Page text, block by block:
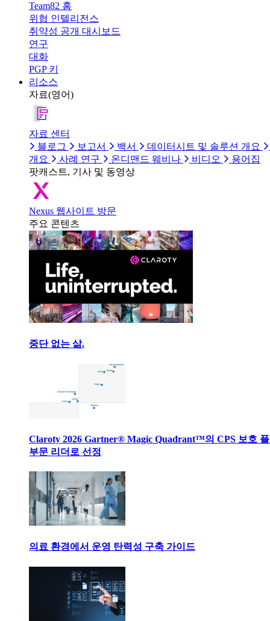
Team82 홈
위협 인텔리전스
취약성 공개 대시보드
연구
대화
PGP 키
리소스
자료(영어)
자료 센터
블로그
보고서 백서
데이터시트 및 솔루션 개요
개요
사례 연구 온디맨드 웨비나 비디오
용어집
팟캐스트, 기사 및 동영상
Nexus 웹사이트 방문
주요 콘텐츠
중단 없는 삶.
Claroty 2026 Gartner® Magic Quadrant™의 CPS 보호
부문 리더로 선정
의료 환경에서 운영 탄력성 구축 가이드